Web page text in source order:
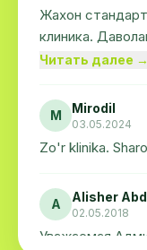
Жахон
клиника.
Клиникага омад.
Читать далее →
M Mirodil
03.05.2024
Zo'r klinika.
A Alisher
02.05.2018
Уважаемая